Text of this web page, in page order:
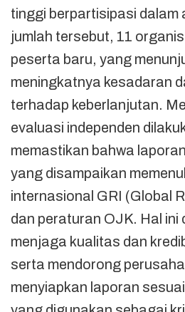
tinggi berpartisipasi dalam
jumlah tersebut, 11
peserta baru, yang
meningkatnya kesadaran
terhadap keberlanjutan.
evaluasi independen
memastikan bahwa
yang disampaikan
internasional GRI (Global
dan peraturan OJK. Hal ini
menjaga kualitas dan
serta mendorong
menyiapkan laporan